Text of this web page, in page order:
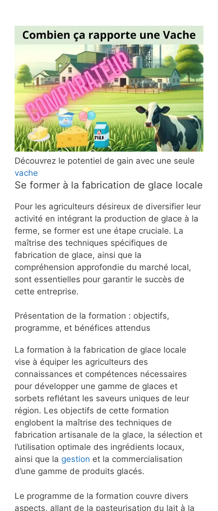
Découvrez le potentiel de gain avec une seule
vache
Se former à la fabrication de glace locale
Pour les agriculteurs désireux de diversifier leur
activité en intégrant la production de glace à la
ferme, se former est une étape cruciale. La
maîtrise des techniques spécifiques de
fabrication de glace, ainsi que la
compréhension approfondie du marché local,
sont essentielles pour garantir le succès de
cette entreprise.
Présentation de la formation : objectifs,
programme, et bénéfices attendus
La formation à la fabrication de glace locale
vise à équiper les agriculteurs des
connaissances et compétences nécessaires
pour développer une gamme de glaces et
sorbets reflétant les saveurs uniques de leur
région. Les objectifs de cette formation
englobent la maîtrise des techniques de
fabrication artisanale de la glace, la sélection et
l’utilisation optimale des ingrédients locaux,
ainsi que la gestion et la commercialisation
d’une gamme de produits glacés.
Le programme de la formation couvre divers
aspects, allant de la pasteurisation du lait à la